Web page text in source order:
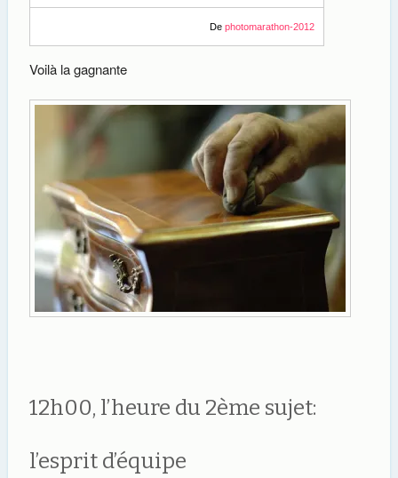
De photomarathon-2012
Voilà la gagnante
12h00, l’heure du 2ème sujet:
l’esprit d’équipe